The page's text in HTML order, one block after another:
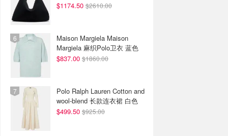
$1174.50 $2610.00
Maison Margiela Maison
Margiela 麻织Polo卫衣 蓝色
$837.00 $1860.00
Polo Ralph Lauren Cotton and
wool-blend 长款连衣裙 白色
$499.50 $925.00